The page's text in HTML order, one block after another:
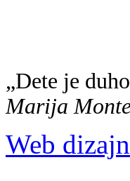
„Dete je
Marija
Web dizajn